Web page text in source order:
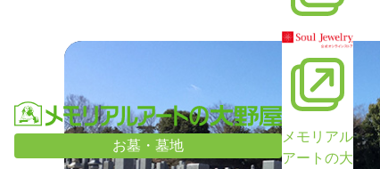
お墓・墓地
メモリアル
アートの大